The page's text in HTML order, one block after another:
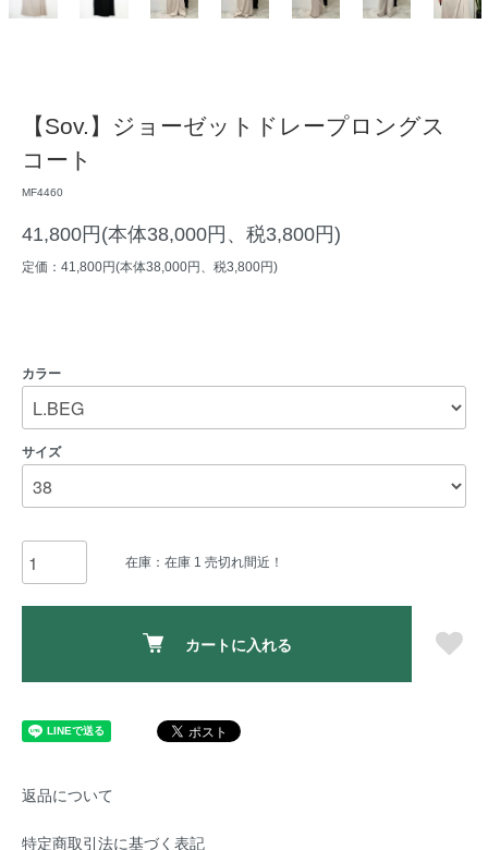
【Sov.】ジョーゼットドレープロングス
コート
MF4460
41,800円(本体38,000円、税3,800円)
定価：41,800円(本体38,000円、税3,800円)
カラー
サイズ
在庫：在庫 1 売切れ間近！
カートに入れる
返品について
特定商取引法に基づく表記